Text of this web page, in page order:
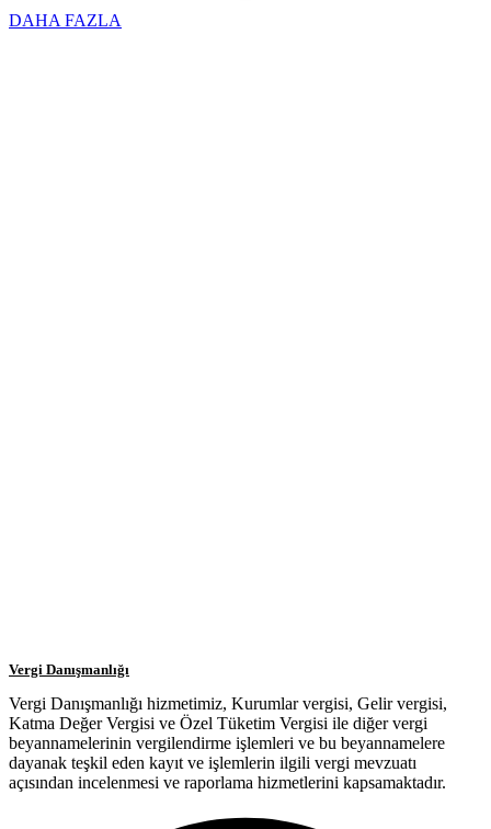
DAHA FAZLA
Vergi Danışmanlığı
Vergi Danışmanlığı hizmetimiz, Kurumlar vergisi, Gelir vergisi,
Katma Değer Vergisi ve Özel Tüketim Vergisi ile diğer vergi
beyannamelerinin vergilendirme işlemleri ve bu beyannamelere
dayanak teşkil eden kayıt ve işlemlerin ilgili vergi mevzuatı
açısından incelenmesi ve raporlama hizmetlerini kapsamaktadır.